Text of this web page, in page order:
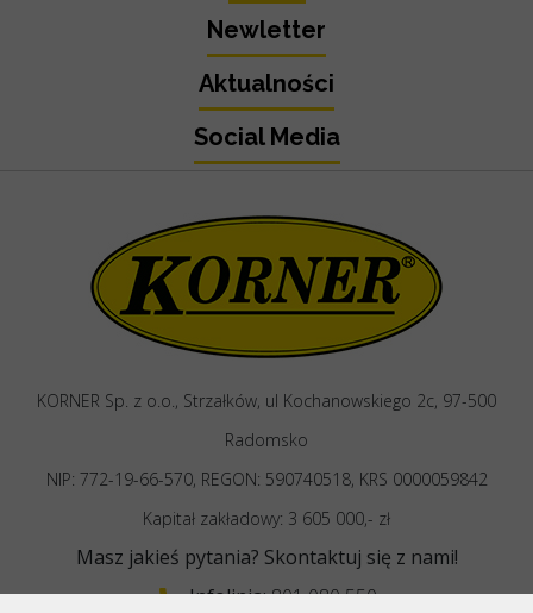
Newletter
Aktualności
Social Media
KORNER Sp. z o.o., Strzałków, ul Kochanowskiego 2c, 97-500
Radomsko
NIP: 772-19-66-570, REGON: 590740518, KRS 0000059842
Kapitał zakładowy: 3 605 000,- zł
Masz jakieś pytania? Skontaktuj się z nami!
Infolinia:801 080 550